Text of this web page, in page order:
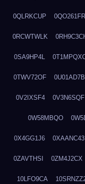
0QLRKCUP 0QO261FR
0RCWTWLK
0SA9HP4L
0TWV72OF 0U01AD7B
0V2IXSF4 0V3N6SQF
0W58MBQO
0X4GG1J6 0XAANC43
0ZAVTHSI 0ZM4J2CX
10LFO9CA